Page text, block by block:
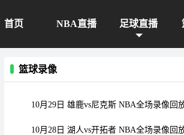
首页 NBA直播 足球直播
篮球录像
10月29日 雄鹿vs尼克斯 NBA全场录像回
10月28日 湖人vs开拓者 NBA全场录像回